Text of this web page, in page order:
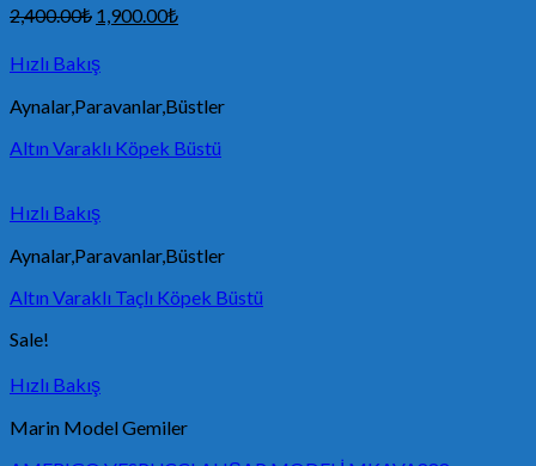
2,400.00₺ 1,900.00₺
Hızlı Bakış
Aynalar,Paravanlar,Büstler
Altın Varaklı Köpek Büstü
Hızlı Bakış
Aynalar,Paravanlar,Büstler
Altın Varaklı Taçlı Köpek Büstü
Sale!
Hızlı Bakış
Marin Model Gemiler